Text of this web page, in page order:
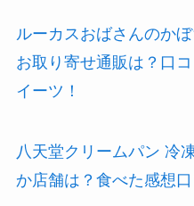
ルーカスおばさんのか
お取り寄せ通販は？口
イーツ！
八天堂クリームパン 冷
か店舗は？食べた感想口